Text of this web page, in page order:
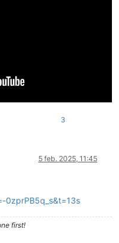
3
5 feb. 2025, 11:45
0zprPB5q_s&t=13s
first!